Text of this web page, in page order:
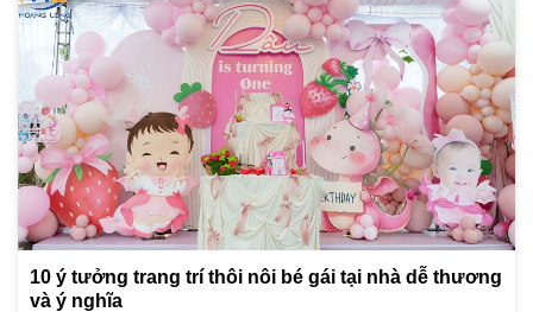
10 ý tưởng trang trí thôi nôi bé gái tại nhà dễ thương
và ý nghĩa